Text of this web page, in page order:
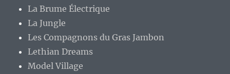
La Brume Électrique
La Jungle
Les Compagnons du Gras Jambon
Lethian Dreams
Model Village